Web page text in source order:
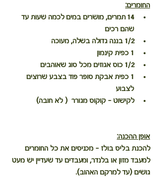
החומרים:
14 תמרים, מושרים במים לכמה שעות עד
שהם רכים
1/2 בננה גדולה בשלה, מעוכה
1 כפית קינמון
1/2 כוס אגוזים מכל סוג שאוהבים
1 כפית אבקת סופר פוד בצבע שרוצים
לצבוע
לקישוט - קוקוס מגורר  ( לא חובה)
אופן ההכנה:
להכנת בליס בולז - מכניסים את כל החומרים
למעבד מזון או בלנדר, ומעבדים עד שעדיין יש מעט
גושים (עד למרקם האהוב).